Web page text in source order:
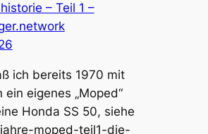
– Teil 1 –
ich bereits 1970 mit
ein eigenes „Moped“
Honda SS 50, siehe
moped-teil1-die-